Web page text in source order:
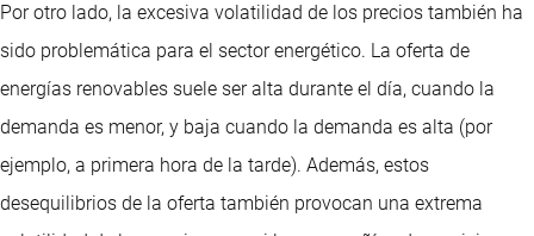
Por otro lado, la excesiva volatilidad de los precios también ha
sido problemática para el sector energético. La oferta de
energías renovables suele ser alta durante el día, cuando la
demanda es menor, y baja cuando la demanda es alta (por
ejemplo, a primera hora de la tarde). Además, estos
desequilibrios de la oferta también provocan una extrema